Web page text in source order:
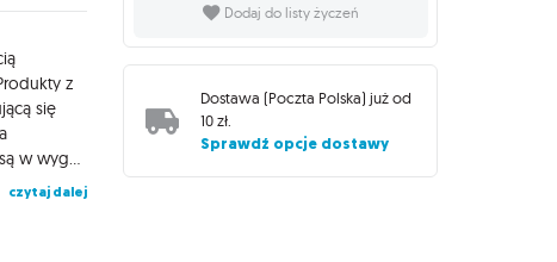
z
się
czytaj dalej
Dodaj do listy życzeń
Dostawa (Poczta Polska) już od
10 zł.
Sprawdź opcje dostawy